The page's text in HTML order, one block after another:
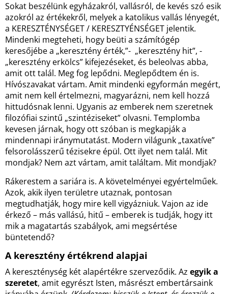
Sokat beszélünk egyházakról, vallásról, de kevés szó esik
azokról az értékekről, melyek a katolikus vallás lényegét,
a KERESZTÉNYSÉGET / KERESZTYÉNSÉGET jelentik.
Mindenki megteheti, hogy beüti a számítógép
keresőjébe a „keresztény érték,”- „keresztény hit”, -
„keresztény erkölcs” kifejezéseket, és beleolvas abba,
amit ott talál. Meg fog lepődni. Meglepődtem én is.
Hívószavakat vártam. Amit mindenki egyformán megért,
amit nem kell értelmezni, magyarázni, nem kell hozzá
hittudósnak lenni. Ugyanis az emberek nem szeretnek
filozófiai szintű „szintéziseket” olvasni. Templomba
kevesen járnak, hogy ott szóban is megkapják a
mindennapi iránymutatást. Modern világunk „taxatíve”
felsorolásszerű tézisekre épül. Ott ilyet nem talál. Mit
mondjak? Nem azt vártam, amit találtam. Mit mondjak?
Rákerestem a sariára is. A követelményei egyértelműek.
Azok, akik ilyen területre utaznak, pontosan
megtudhatják, hogy mire kell vigyázniuk. Vajon az ide
érkező – más vallású, hitű – emberek is tudják, hogy itt
mik a magatartás szabályok, ami megsértése
büntetendő?
A keresztény értékrend alapjai
A kereszténység két alapértékre szerveződik. Az egyik a
szeretet, amit egyrészt Isten, másrészt embertársaink